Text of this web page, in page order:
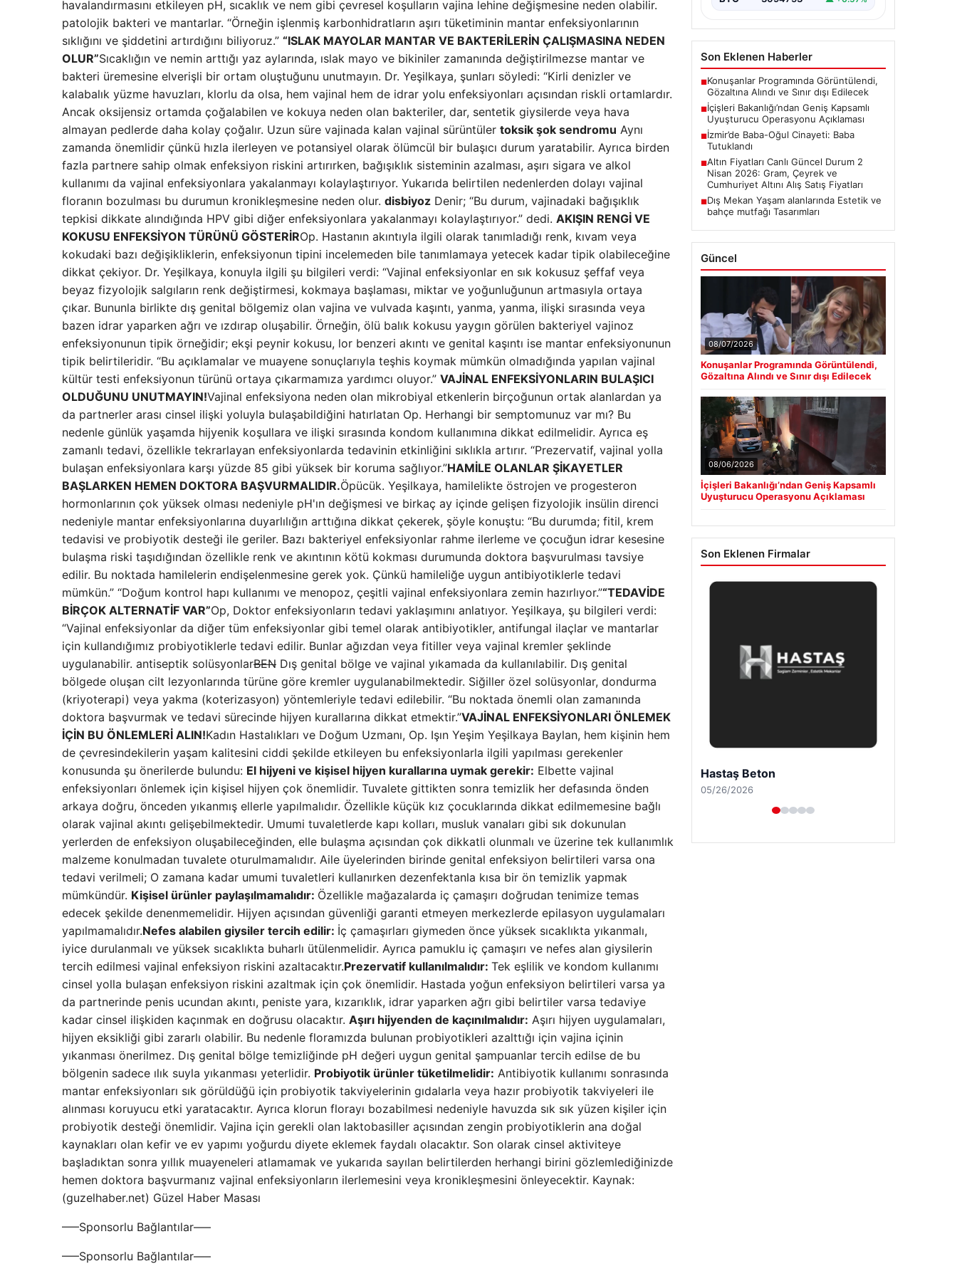
havalandırmasını etkileyen pH, sıcaklık ve nem gibi çevresel koşulların vajina lehine değişmesine neden olabilir.
patolojik bakteri ve mantarlar. “Örneğin işlenmiş karbonhidratların aşırı tüketiminin mantar enfeksiyonlarının
sıklığını ve şiddetini artırdığını biliyoruz.” “ISLAK MAYOLAR MANTAR VE BAKTERİLERİN ÇALIŞMASINA NEDEN
OLUR”Sıcaklığın ve nemin arttığı yaz aylarında, ıslak mayo ve bikiniler zamanında değiştirilmezse mantar ve
bakteri üremesine elverişli bir ortam oluştuğunu unutmayın. Dr. Yeşilkaya, şunları söyledi: “Kirli denizler ve
kalabalık yüzme havuzları, klorlu da olsa, hem vajinal hem de idrar yolu enfeksiyonları açısından riskli ortamlardır.
Ancak oksijensiz ortamda çoğalabilen ve kokuya neden olan bakteriler, dar, sentetik giysilerde veya hava
almayan pedlerde daha kolay çoğalır. Uzun süre vajinada kalan vajinal sürüntüler toksik şok sendromu Aynı
zamanda önemlidir çünkü hızla ilerleyen ve potansiyel olarak ölümcül bir bulaşıcı durum yaratabilir. Ayrıca birden
fazla partnere sahip olmak enfeksiyon riskini artırırken, bağışıklık sisteminin azalması, aşırı sigara ve alkol
kullanımı da vajinal enfeksiyonlara yakalanmayı kolaylaştırıyor. Yukarıda belirtilen nedenlerden dolayı vajinal
floranın bozulması bu durumun kronikleşmesine neden olur. disbiyoz Denir; “Bu durum, vajinadaki bağışıklık
tepkisi dikkate alındığında HPV gibi diğer enfeksiyonlara yakalanmayı kolaylaştırıyor.” dedi. AKIŞIN RENGİ VE
KOKUSU ENFEKSİYON TÜRÜNÜ GÖSTERİROp. Hastanın akıntıyla ilgili olarak tanımladığı renk, kıvam veya
kokudaki bazı değişikliklerin, enfeksiyonun tipini incelemeden bile tanımlamaya yetecek kadar tipik olabileceğine
dikkat çekiyor. Dr. Yeşilkaya, konuyla ilgili şu bilgileri verdi: “Vajinal enfeksiyonlar en sık kokusuz şeffaf veya
beyaz fizyolojik salgıların renk değiştirmesi, kokmaya başlaması, miktar ve yoğunluğunun artmasıyla ortaya
çıkar. Bununla birlikte dış genital bölgemiz olan vajina ve vulvada kaşıntı, yanma, yanma, ilişki sırasında veya
bazen idrar yaparken ağrı ve ızdırap oluşabilir. Örneğin, ölü balık kokusu yaygın görülen bakteriyel vajinoz
enfeksiyonunun tipik örneğidir; ekşi peynir kokusu, lor benzeri akıntı ve genital kaşıntı ise mantar enfeksiyonunun
tipik belirtileridir. “Bu açıklamalar ve muayene sonuçlarıyla teşhis koymak mümkün olmadığında yapılan vajinal
kültür testi enfeksiyonun türünü ortaya çıkarmamıza yardımcı oluyor.” VAJİNAL ENFEKSİYONLARIN BULAŞICI
OLDUĞUNU UNUTMAYIN!Vajinal enfeksiyona neden olan mikrobiyal etkenlerin birçoğunun ortak alanlardan ya
da partnerler arası cinsel ilişki yoluyla bulaşabildiğini hatırlatan Op. Herhangi bir semptomunuz var mı? Bu
nedenle günlük yaşamda hijyenik koşullara ve ilişki sırasında kondom kullanımına dikkat edilmelidir. Ayrıca eş
zamanlı tedavi, özellikle tekrarlayan enfeksiyonlarda tedavinin etkinliğini sıklıkla artırır. “Prezervatif, vajinal yolla
bulaşan enfeksiyonlara karşı yüzde 85 gibi yüksek bir koruma sağlıyor.”HAMİLE OLANLAR ŞİKAYETLER
BAŞLARKEN HEMEN DOKTORA BAŞVURMALIDIR.Öpücük. Yeşilkaya, hamilelikte östrojen ve progesteron
hormonlarının çok yüksek olması nedeniyle pH'ın değişmesi ve birkaç ay içinde gelişen fizyolojik insülin direnci
nedeniyle mantar enfeksiyonlarına duyarlılığın arttığına dikkat çekerek, şöyle konuştu: “Bu durumda; fitil, krem ​​
tedavisi ve probiyotik desteği ile geriler. Bazı bakteriyel enfeksiyonlar rahme ilerleme ve çocuğun idrar kesesine
bulaşma riski taşıdığından özellikle renk ve akıntının kötü kokması durumunda doktora başvurulması tavsiye
edilir. Bu noktada hamilelerin endişelenmesine gerek yok. Çünkü hamileliğe uygun antibiyotiklerle tedavi
mümkün.” “Doğum kontrol hapı kullanımı ve menopoz, çeşitli vajinal enfeksiyonlara zemin hazırlıyor.”“TEDAVİDE
BİRÇOK ALTERNATİF VAR”Op, Doktor enfeksiyonların tedavi yaklaşımını anlatıyor. Yeşilkaya, şu bilgileri verdi:
“Vajinal enfeksiyonlar da diğer tüm enfeksiyonlar gibi temel olarak antibiyotikler, antifungal ilaçlar ve mantarlar
için kullandığımız probiyotiklerle tedavi edilir. Bunlar ağızdan veya fitiller veya vajinal kremler şeklinde
uygulanabilir. antiseptik solüsyonlarBEN Dış genital bölge ve vajinal yıkamada da kullanılabilir. Dış genital
bölgede oluşan cilt lezyonlarında türüne göre kremler uygulanabilmektedir. Siğiller özel solüsyonlar, dondurma
(kriyoterapi) veya yakma (koterizasyon) yöntemleriyle tedavi edilebilir. “Bu noktada önemli olan zamanında
doktora başvurmak ve tedavi sürecinde hijyen kurallarına dikkat etmektir.”VAJİNAL ENFEKSİYONLARI ÖNLEMEK
İÇİN BU ÖNLEMLERİ ALIN!Kadın Hastalıkları ve Doğum Uzmanı, Op. Işın Yeşim Yeşilkaya Baylan, hem kişinin hem
de çevresindekilerin yaşam kalitesini ciddi şekilde etkileyen bu enfeksiyonlarla ilgili yapılması gerekenler
konusunda şu önerilerde bulundu: El hijyeni ve kişisel hijyen kurallarına uymak gerekir: Elbette vajinal
enfeksiyonları önlemek için kişisel hijyen çok önemlidir. Tuvalete gittikten sonra temizlik her defasında önden
arkaya doğru, önceden yıkanmış ellerle yapılmalıdır. Özellikle küçük kız çocuklarında dikkat edilmemesine bağlı
olarak vajinal akıntı gelişebilmektedir. Umumi tuvaletlerde kapı kolları, musluk vanaları gibi sık dokunulan
yerlerden de enfeksiyon oluşabileceğinden, elle bulaşma açısından çok dikkatli olunmalı ve üzerine tek kullanımlık
malzeme konulmadan tuvalete oturulmamalıdır. Aile üyelerinden birinde genital enfeksiyon belirtileri varsa ona
tedavi verilmeli; O zamana kadar umumi tuvaletleri kullanırken dezenfektanla kısa bir ön temizlik yapmak
mümkündür. Kişisel ürünler paylaşılmamalıdır: Özellikle mağazalarda iç çamaşırı doğrudan tenimize temas
edecek şekilde denenmemelidir. Hijyen açısından güvenliği garanti etmeyen merkezlerde epilasyon uygulamaları
yapılmamalıdır.Nefes alabilen giysiler tercih edilir: İç çamaşırları giymeden önce yüksek sıcaklıkta yıkanmalı,
iyice durulanmalı ve yüksek sıcaklıkta buharlı ütülenmelidir. Ayrıca pamuklu iç çamaşırı ve nefes alan giysilerin
tercih edilmesi vajinal enfeksiyon riskini azaltacaktır.Prezervatif kullanılmalıdır: Tek eşlilik ve kondom kullanımı
cinsel yolla bulaşan enfeksiyon riskini azaltmak için çok önemlidir. Hastada yoğun enfeksiyon belirtileri varsa ya
da partnerinde penis ucundan akıntı, peniste yara, kızarıklık, idrar yaparken ağrı gibi belirtiler varsa tedaviye
kadar cinsel ilişkiden kaçınmak en doğrusu olacaktır. Aşırı hijyenden de kaçınılmalıdır: Aşırı hijyen uygulamaları,
hijyen eksikliği gibi zararlı olabilir. Bu nedenle floramızda bulunan probiyotikleri azalttığı için vajina içinin
yıkanması önerilmez. Dış genital bölge temizliğinde pH değeri uygun genital şampuanlar tercih edilse de bu
bölgenin sadece ılık suyla yıkanması yeterlidir. Probiyotik ürünler tüketilmelidir: Antibiyotik kullanımı sonrasında
mantar enfeksiyonları sık görüldüğü için probiyotik takviyelerinin gıdalarla veya hazır probiyotik takviyeleri ile
alınması koruyucu etki yaratacaktır. Ayrıca klorun florayı bozabilmesi nedeniyle havuzda sık sık yüzen kişiler için
probiyotik desteği önemlidir. Vajina için gerekli olan laktobasiller açısından zengin probiyotiklerin ana doğal
kaynakları olan kefir ve ev yapımı yoğurdu diyete eklemek faydalı olacaktır. Son olarak cinsel aktiviteye
başladıktan sonra yıllık muayeneleri atlamamak ve yukarıda sayılan belirtilerden herhangi birini gözlemlediğinizde
hemen doktora başvurmanız vajinal enfeksiyonların ilerlemesini veya kronikleşmesini önleyecektir. Kaynak:
(guzelhaber.net) Güzel Haber Masası
—–Sponsorlu Bağlantılar—–
—–Sponsorlu Bağlantılar—–
Son Eklenen Haberler
■Konuşanlar Programında Görüntülendi,
Gözaltına Alındı ve Sınır dışı Edilecek
■İçişleri Bakanlığı’ndan Geniş Kapsamlı
Uyuşturucu Operasyonu Açıklaması
■İzmir’de Baba-Oğul Cinayeti: Baba
Tutuklandı
■Altın Fiyatları Canlı Güncel Durum 2
Nisan 2026: Gram, Çeyrek ve
Cumhuriyet Altını Alış Satış Fiyatları
■Dış Mekan Yaşam alanlarında Estetik ve
bahçe mutfağı Tasarımları
Güncel
08/07/2026
Konuşanlar Programında Görüntülendi,
Gözaltına Alındı ve Sınır dışı Edilecek
08/06/2026
İçişleri Bakanlığı’ndan Geniş Kapsamlı
Uyuşturucu Operasyonu Açıklaması
Son Eklenen Firmalar
Enes Kaplan Avukatlık Bürosu
04/28/2026